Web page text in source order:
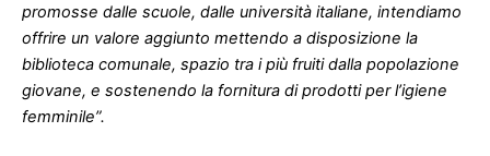
promosse dalle scuole, dalle università italiane, intendiamo
offrire un valore aggiunto mettendo a disposizione la
biblioteca comunale, spazio tra i più fruiti dalla popolazione
giovane, e sostenendo la fornitura di prodotti per l’igiene
femminile”.